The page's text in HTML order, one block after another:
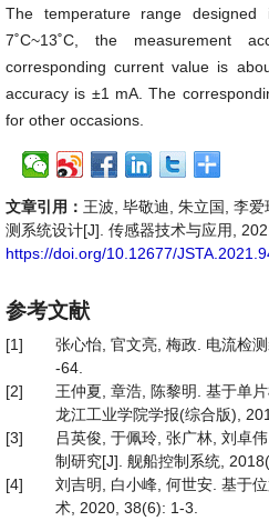
The temperature range
7˚C~13˚C, the measurement
corresponding current value is
accuracy is ±1 mA. The
for other occasions.
文章引用： 王波, 毕敬迪, 朱立国, 李
测系统设计[J]. 传感器技术与应用,
https://doi.org/10.12677/
参考文献
[1]
张心怡, 官文亮, 梅政. 电流检
-64.
[2]
王仲夏, 章浩, 陈黎明. 基于单
龙江工业学院学报(综合版),
[3]
吕英俊, 于佩玲, 张广林, 刘卓
制研究[J]. 舰船控制系统,
[4]
刘吉明, 白小峰, 何世安. 基于
术, 2020, 38(6): 1-3.